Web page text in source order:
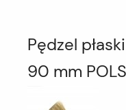
Pędzel
90 mm